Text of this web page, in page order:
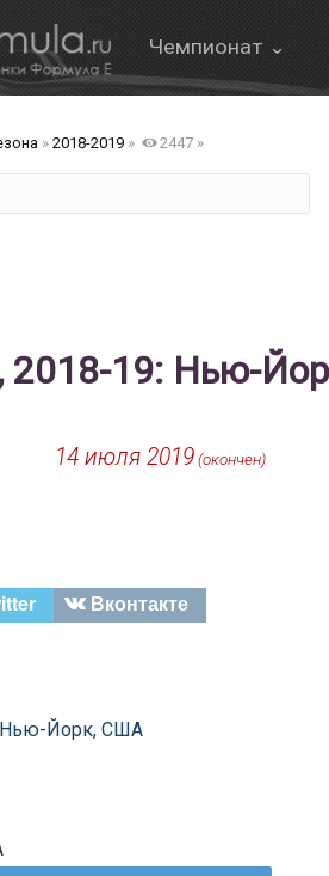
Чемпионат ⌄
» 2018-2019 » 2447»
2018-19: Нью-
14 июля 2019(окончен)
Вконтакте
Нью-Йорк, США